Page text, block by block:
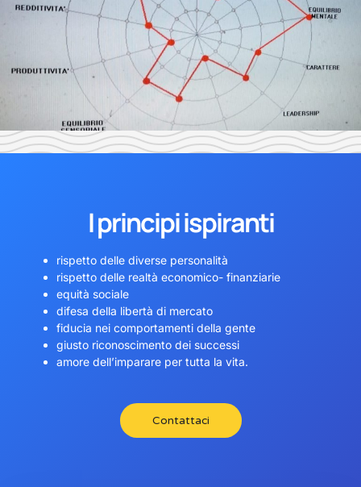
I principi ispiranti
rispetto delle diverse personalità
rispetto delle realtà economico- finanziarie
equità sociale
difesa della libertà di mercato
fiducia nei comportamenti della gente
giusto riconoscimento dei successi
amore dell’imparare per tutta la vita.
Contattaci